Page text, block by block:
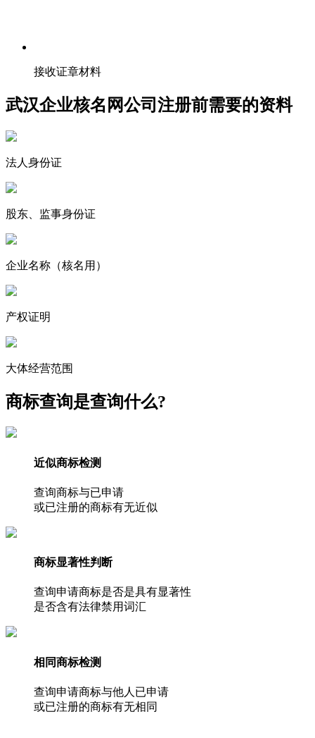
接收证章材料
武汉企业核名网公司注册前需要的资料
法人身份证
股东、监事身份证
企业名称 （核名用）
产权证明
大体经营范围
商标查询是查询什么?
近似商标检测
查询商标与已申请
或已注册的商标有无近似
商标显著性判断
查询申请商标是否是具有显著性
是否含有法律禁用词汇
相同商标检测
查询申请商标与他人已申请
或已注册的商标有无相同